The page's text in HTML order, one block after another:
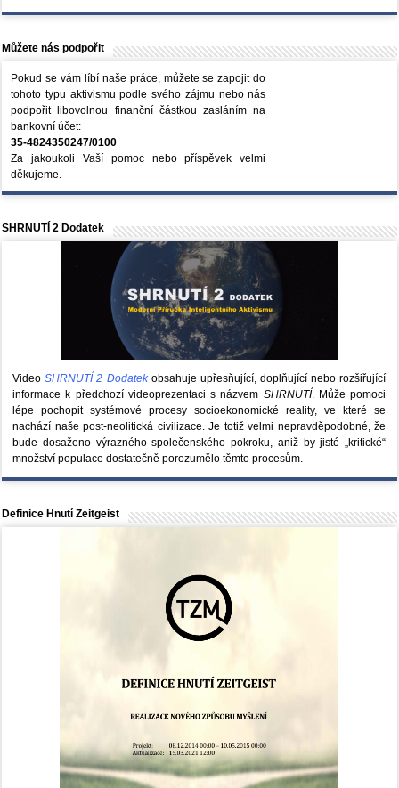
Můžete nás podpořit
Pokud se vám líbí naše práce, můžete se zapojit do
tohoto typu aktivismu podle svého zájmu nebo nás
podpořit libovolnou finanční částkou zasláním na
bankovní účet:
35-4824350247/0100
Za jakoukoli Vaší pomoc nebo příspěvek velmi
děkujeme.
SHRNUTÍ 2 Dodatek
VideoSHRNUTÍ 2 Dodatekobsahuje upřesňující, doplňující nebo rozšiřující
informace k předchozí videoprezentaci s názvem SHRNUTÍ. Může pomoci
lépe pochopit systémové procesy socioekonomické reality, ve které se
nachází naše post-neolitická civilizace. Je totiž velmi nepravděpodobné, že
bude dosaženo výrazného společenského pokroku, aniž by jisté „kritické“
množství populace dostatečně porozumělo těmto procesům.
Definice Hnutí Zeitgeist